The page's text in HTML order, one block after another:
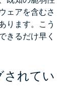
ェアを含むさ
ります。こう
きるだけ早く
されてい